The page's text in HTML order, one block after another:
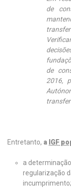
de
de
2016,
Entretanto, a IGF
a
regularização
incumprimento;